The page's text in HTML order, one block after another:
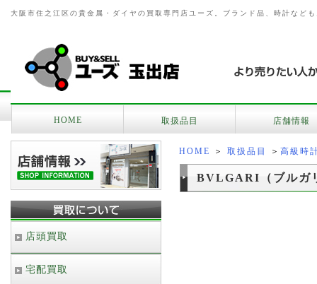
大阪市住之江区の貴金属・ダイヤの買取専門店ユーズ。ブランド品、時計など
HOME 取扱品目 店舗情報
HOME ＞ 取扱品目 ＞ 高級時
BVLGARI（ブルガ
店頭買取
宅配買取